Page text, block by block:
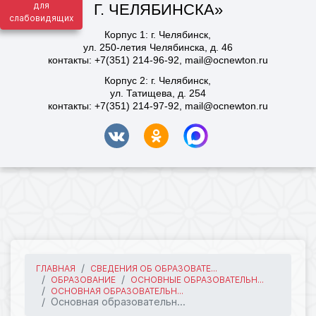
для
слабовидящих
ГЛАВНАЯ
СВЕДЕНИЯ ОБ ОБРАЗОВАТЕ...
ОБРАЗОВАНИЕ
ОСНОВНЫЕ ОБРАЗОВАТЕЛЬН...
ОСНОВНАЯ ОБРАЗОВАТЕЛЬН...
Основная образовательн...